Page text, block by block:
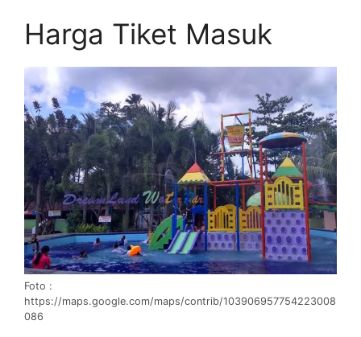
Harga Tiket Masuk
Foto :
https://maps.google.com/maps/contrib/103906957754223008
086